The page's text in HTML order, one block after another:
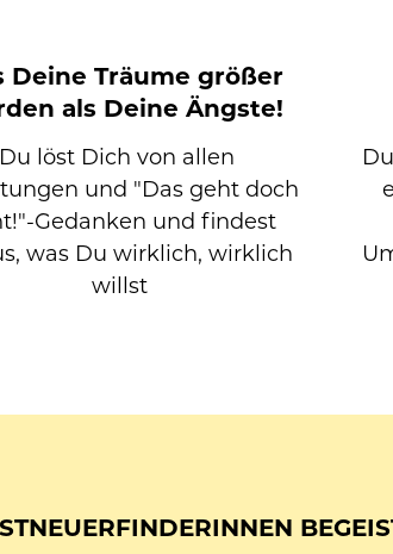
Deine Träume größer
als Deine Ängste!
Du löst Dich von allen
und "Das geht doch
Gedanken und findest
was Du wirklich, wirklich
willst